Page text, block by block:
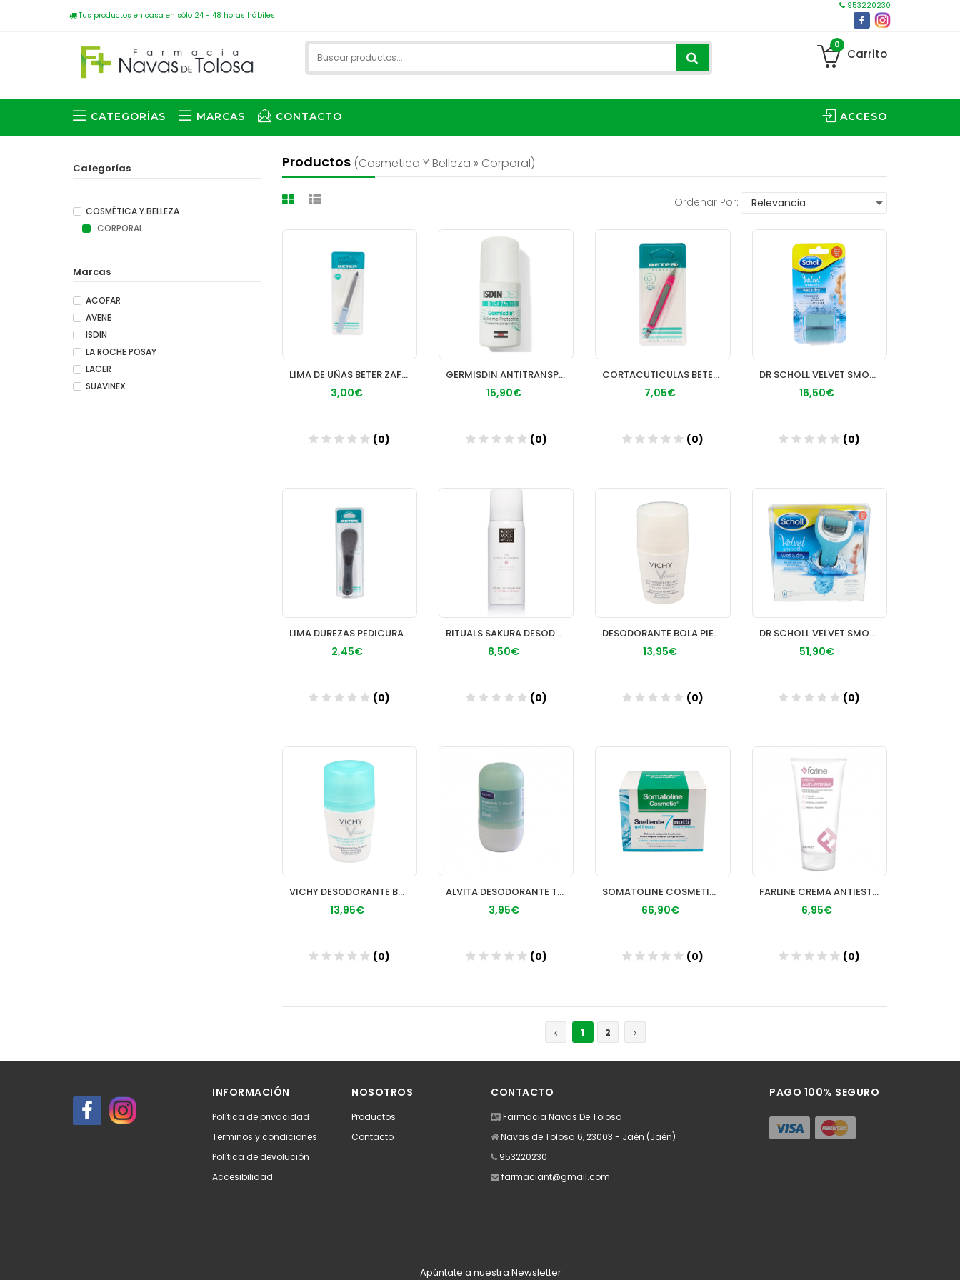
Tus productos en casa en sólo 24 - 48 horas hábiles
953220230
0
Carrito
CATEGORÍAS MARCAS CONTACTO ACCESO
Productos (cosmetica Y Belleza » Corporal)
Ordenar Por:
LIMA DE UÑAS BETER ZAFIRO P AGUDA 157 CM
3,00€
(0)
GERMISDIN ANTITRANSPIRANTE ROLL ON
15,90€
(0)
CORTACUTICULAS BETER LIMA BAJA PIEL INOX
7,05€
(0)
DR SCHOLL VELVET SMOOTH LIMA PIES WET&DRY RECAMB
16,50€
(0)
LIMA DUREZAS PEDICURA BETER ERGONOMICA
2,45€
(0)
RITUALS SAKURA DESODORANTE
8,50€
(0)
DESODORANTE BOLA PIEL MUY SENSIBLE VICHY 50 M
13,95€
(0)
DR SCHOLL VELVET SMOOTH LIMA PIES WET &DRY RECAR
51,90€
(0)
VICHY DESODORANTE BOLA 48 HORAS
13,95€
(0)
ALVITA DESODORANTE TE BLANCO 50 ML
3,95€
(0)
SOMATOLINE COSMETIC REDUCTOR 7 NOCHES GEL FRESCO
66,90€
(0)
FARLINE CREMA ANTIESTRIAS 1 ENVASE 200 ML
6,95€
(0)
1
2
Categorías
COSMÉTICA Y BELLEZA
CORPORAL
Marcas
ACOFAR
AVENE
ISDIN
LA ROCHE POSAY
LACER
SUAVINEX
INFORMACIÓN
Política de privacidad
Terminos y condiciones
Política de devolución
Accesibilidad
NOSOTROS
Productos
Contacto
CONTACTO
Farmacia Navas De Tolosa
Navas de Tolosa 6, 23003 - Jaén (Jaén)
953220230
farmaciant@gmail.com
PAGO 100% SEGURO
Apúntate a nuestra Newsletter